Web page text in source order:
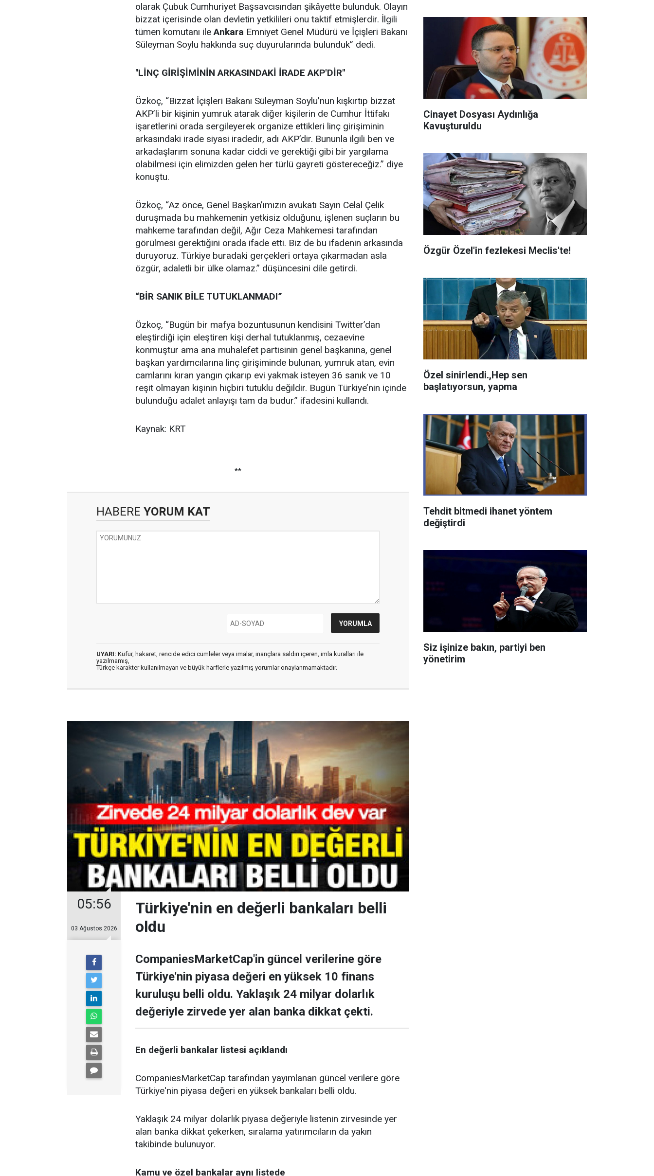
olarak Çubuk Cumhuriyet Başsavcısından şikâyette bulunduk. Olayın
bizzat içerisinde olan devletin yetkilileri onu taktif etmişlerdir. İlgili
tümen komutanı ileAnkara Emniyet Genel Müdürü ve İçişleri Bakanı
Süleyman Soylu hakkında suç duyurularında bulunduk” dedi.
"LİNÇ GİRİŞİMİNİN ARKASINDAKİ İRADE AKP'DİR"
Özkoç, “Bizzat İçişleri Bakanı Süleyman Soylu’nun kışkırtıp bizzat
AKP’li bir kişinin yumruk atarak diğer kişilerin de Cumhur İttifakı
işaretlerini orada sergileyerek organize ettikleri linç girişiminin
arkasındaki irade siyasi iradedir, adı AKP’dir. Bununla ilgili ben ve
arkadaşlarım sonuna kadar ciddi ve gerektiği gibi bir yargılama
olabilmesi için elimizden gelen her türlü gayreti göstereceğiz.” diye
konuştu.
Özkoç, “Az önce, Genel Başkan’ımızın avukatı Sayın Celal Çelik
duruşmada bu mahkemenin yetkisiz olduğunu, işlenen suçların bu
mahkeme tarafından değil, Ağır Ceza Mahkemesi tarafından
görülmesi gerektiğini orada ifade etti. Biz de bu ifadenin arkasında
duruyoruz. Türkiye buradaki gerçekleri ortaya çıkarmadan asla
özgür, adaletli bir ülke olamaz.” düşüncesini dile getirdi.
“BİR SANIK BİLE TUTUKLANMADI”
Özkoç, “Bugün bir mafya bozuntusunun kendisini Twitter’dan
eleştirdiği için eleştiren kişi derhal tutuklanmış, cezaevine
konmuştur ama ana muhalefet partisinin genel başkanına, genel
başkan yardımcılarına linç girişiminde bulunan, yumruk atan, evin
camlarını kıran yangın çıkarıp evi yakmak isteyen 36 sanık ve 10
reşit olmayan kişinin hiçbiri tutuklu değildir. Bugün Türkiye’nin içinde
bulunduğu adalet anlayışı tam da budur.” ifadesini kullandı.
Kaynak: KRT
**
HABERE YORUM KAT
UYARI: Küfür, hakaret, rencide edici cümleler veya imalar, inançlara saldırı içeren, imla kuralları ile
yazılmamış,
Türkçe karakter kullanılmayan ve büyük harflerle yazılmış yorumlar onaylanmamaktadır.
05:56
03 Ağustos 2026
Türkiye'nin en değerli bankaları belli
oldu
CompaniesMarketCap'in güncel verilerine göre
Türkiye'nin piyasa değeri en yüksek 10 finans
kuruluşu belli oldu. Yaklaşık 24 milyar dolarlık
değeriyle zirvede yer alan banka dikkat çekti.
En değerli bankalar listesi açıklandı
CompaniesMarketCap tarafından yayımlanan güncel verilere göre
Türkiye'nin piyasa değeri en yüksek bankaları belli oldu.
Yaklaşık 24 milyar dolarlık piyasa değeriyle listenin zirvesinde yer
alan banka dikkat çekerken, sıralama yatırımcıların da yakın
takibinde bulunuyor.
Kamu ve özel bankalar aynı listede
Cinayet Dosyası Aydınlığa
Kavuşturuldu
Özgür Özel'in fezlekesi Meclis'te!
Özel sinirlendi.,Hep sen
başlatıyorsun, yapma
Tehdit bitmedi ihanet yöntem
değiştirdi
Siz işinize bakın, partiyi ben
yönetirim